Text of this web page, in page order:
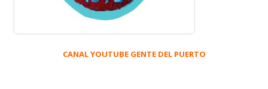
CANAL YOUTUBE GENTE DEL PUERTO